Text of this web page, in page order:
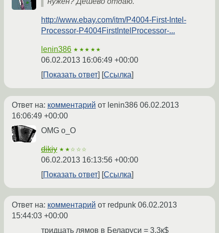
http://www.ebay.com/itm/P4004-First-Intel-
Processor-P4004FirstIntelProcessor-...
lenin386 ★★★★★
06.02.2013 16:06:49 +00:00
Показать ответ
Ссылка
Ответ на: комментарий от lenin386 06.02.2013
16:06:49 +00:00
OMG o_O
dikiy ★★☆☆☆
06.02.2013 16:13:56 +00:00
Показать ответ
Ссылка
Ответ на: комментарий от redpunk 06.02.2013
15:44:03 +00:00
тридцать лямов в Беларуси = 3,3к$